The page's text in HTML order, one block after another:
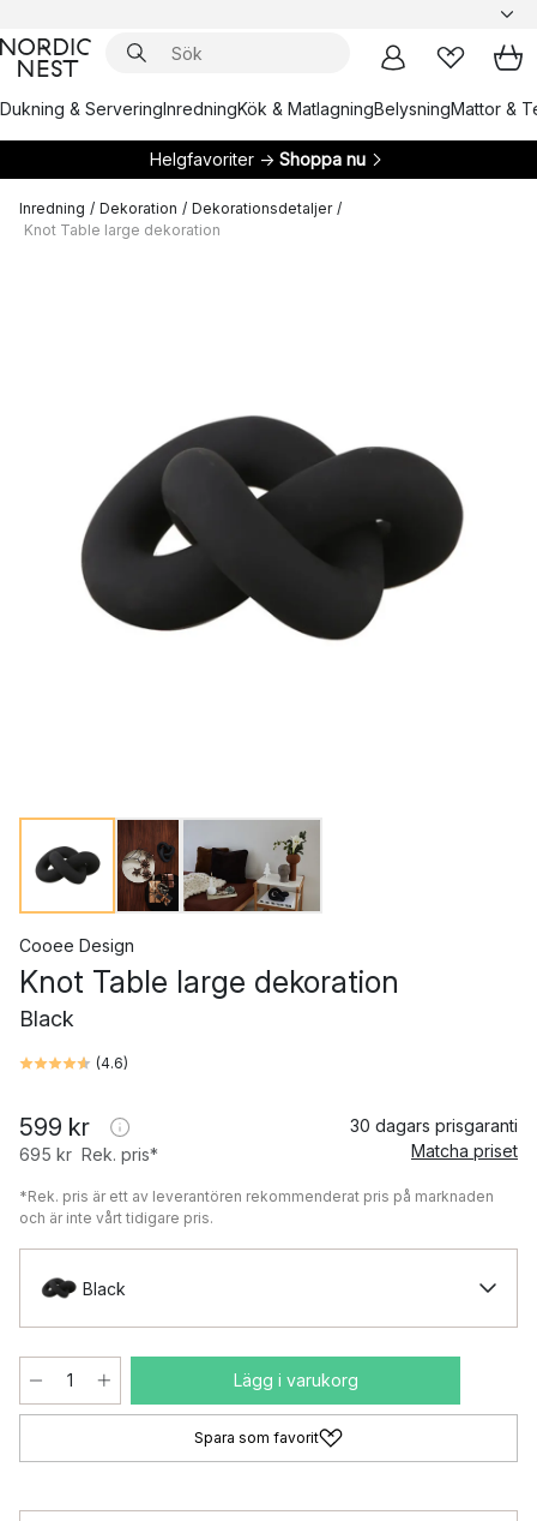
Dukning & ServeringInredningKök & MatlagningBelysningMattor &
Helgfavoriter → Shoppa nu
Inredning / Dekoration / Dekorationsdetaljer /
Knot Table large dekoration
Cooee Design
Knot Table large dekoration
Black
(4.6)
599 kr
695 kr Rek. pris*
30 dagars prisgaranti
Matcha priset
*Rek. pris är ett av leverantören rekommenderat pris på marknaden
och är inte vårt tidigare pris.
Black
Lägg i varukorg
Spara som favorit